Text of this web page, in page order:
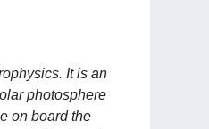
It is an
photosphere
on board the